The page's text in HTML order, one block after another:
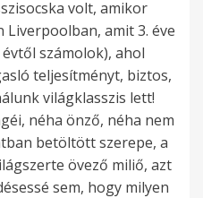
volt, amikor
Liverpoolban, amit 3. éve
számolok), ahol
teljesítményt, biztos,
világklasszis lett!
néha önző, néha nem
betöltött szerepe, a
övező miliő, azt
sem, hogy milyen